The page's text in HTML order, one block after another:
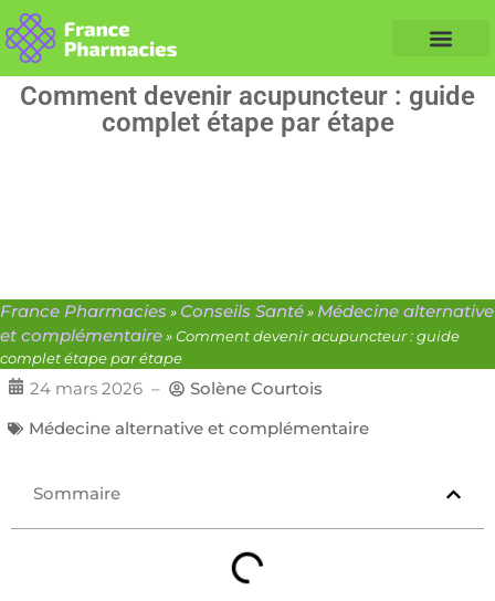
Comment devenir acupuncteur : guide
complet étape par étape
France Pharmacies » Conseils Santé»Médecine alternative
et complémentaire»Comment devenir acupuncteur : guide
complet étape par étape
24 mars 2026 –
Solène Courtois
Médecine alternative et complémentaire
Sommaire